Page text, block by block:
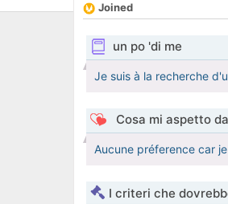
Joined
un po 'di me
Je suis à la recherche
Cosa mi aspetto
Aucune préference car
I criteri che